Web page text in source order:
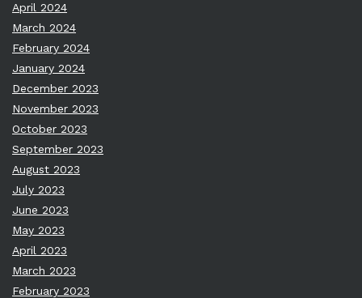
April 2024
March 2024
February 2024
January 2024
December 2023
November 2023
October 2023
September 2023
August 2023
July 2023
June 2023
May 2023
April 2023
March 2023
February 2023